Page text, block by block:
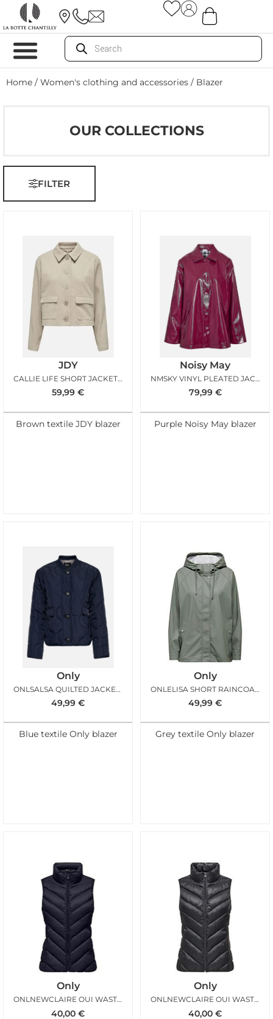
Home / Women's clothing and accessories / Blazer
OUR COLLECTIONS
FILTER
JDY
CALLIE LIFE SHORT JACKET INCENSE
59,99 €
Brown textile JDY blazer
Noisy May
NMSKY VINYL PLEATED JACKET FIG
79,99 €
Purple Noisy May blazer
Only
ONLSALSA QUILTED JACKET CC NIGHT SKY
49,99 €
Blue textile Only blazer
Only
ONLELISA SHORT RAINCOAT CASTOR GRAY
49,99 €
Grey textile Only blazer
Only
ONLNEWCLAIRE OUI WASTCOAT NIGHT SKY PIPING
40,00 €
Only
ONLNEWCLAIRE OUI WASTCOAT BLACK PIPING
40,00 €